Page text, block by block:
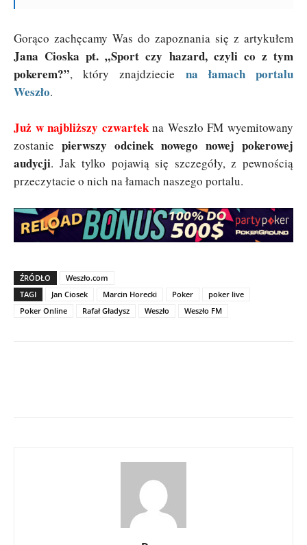
Gorąco zachęcamy Was do zapoznania się z artykułem
Jana Cioska pt. „Sport czy hazard, czyli co z tym
pokerem?”, który znajdziecie na łamach portalu
Weszło.
Już w najbliższy czwartekna Weszło FM wyemitowany
zostanie pierwszy odcinek nowego nowej pokerowej
audycji. Jak tylko pojawią się szczegóły, z pewnością
przeczytacie o nich na łamach naszego portalu.
ŹRÓDŁO
Weszło.com
TAGI
Jan Ciosek Marcin Horecki Poker
poker live
Poker Online
Rafał Gładysz Weszło Weszło FM